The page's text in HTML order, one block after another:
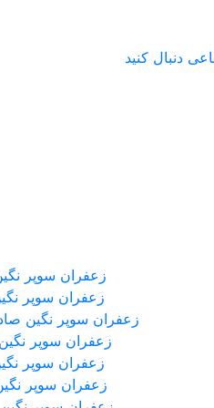
زعفران سوپر
زعفران سوپر
زعفران سوپر نگین
زعفران سوپر نگین
زعفران سوپر
زعفران سوپر